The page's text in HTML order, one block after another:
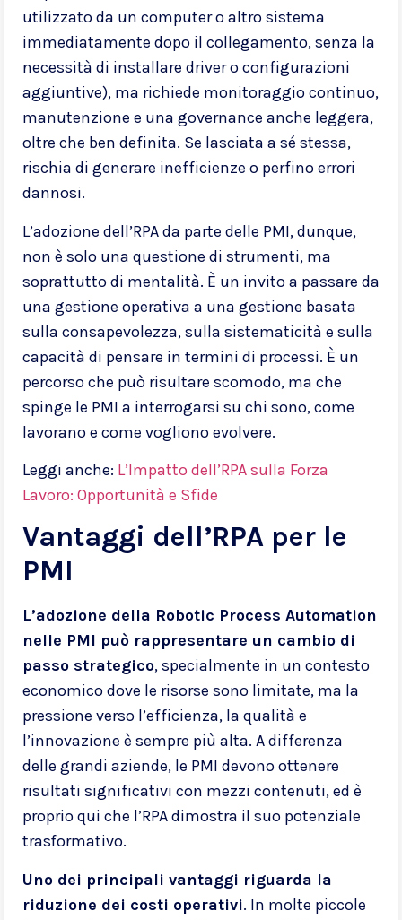
utilizzato da un computer o altro sistema
immediatamente dopo il collegamento, senza la
necessità di installare driver o configurazioni
aggiuntive), ma richiede monitoraggio continuo,
manutenzione e una governance anche leggera,
oltre che ben definita. Se lasciata a sé stessa,
rischia di generare inefficienze o perfino errori
dannosi.
L’adozione dell’RPA da parte delle PMI, dunque,
non è solo una questione di strumenti, ma
soprattutto di mentalità. È un invito a passare da
una gestione operativa a una gestione basata
sulla consapevolezza, sulla sistematicità e sulla
capacità di pensare in termini di processi. È un
percorso che può risultare scomodo, ma che
spinge le PMI a interrogarsi su chi sono, come
lavorano e come vogliono evolvere.
Leggi anche: L’Impatto dell’RPA sulla Forza
Lavoro: Opportunità e Sfide
Vantaggi dell’RPA per le
PMI
L’adozione della Robotic Process Automation
nelle PMI può rappresentare un cambio di
passo strategico, specialmente in un contesto
economico dove le risorse sono limitate, ma la
pressione verso l’efficienza, la qualità e
l’innovazione è sempre più alta. A differenza
delle grandi aziende, le PMI devono ottenere
risultati significativi con mezzi contenuti, ed è
proprio qui che l’RPA dimostra il suo potenziale
trasformativo.
Uno dei principali vantaggi riguarda la
riduzione dei costi operativi. In molte piccole